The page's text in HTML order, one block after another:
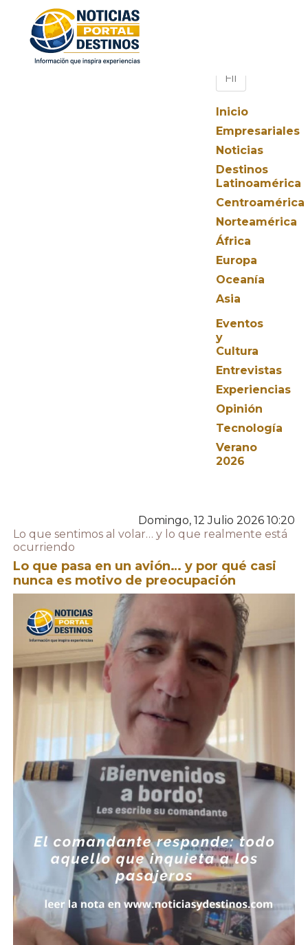
Inicio
Empresariales
Noticias
Destinos
Latinoamérica
Centroamérica
Norteamérica
África
Europa
Oceanía
Asia
Eventos
y
Cultura
Entrevistas
Experiencias
Opinión
Tecnología
Verano
2026
Domingo, 12 Julio 2026 10:20
Lo que sentimos al volar… y lo que realmente está
ocurriendo
Lo que pasa en un avión… y por qué casi
nunca es motivo de preocupación